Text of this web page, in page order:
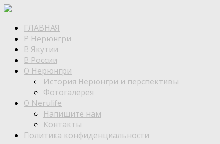
ГЛАВНАЯ
В Нерюнгри
В Якутии
В России
О Нерюнгри
История Нерюнгри и перспективы
Фотогалерея
О Nerulife
Напишите нам
Контакты
Политика конфиденциальности